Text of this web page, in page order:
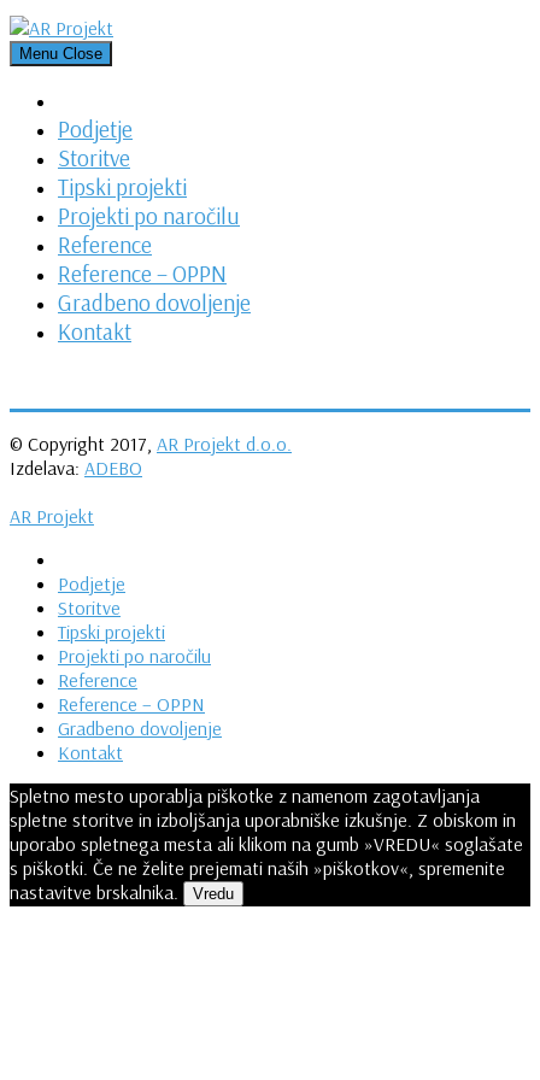
Skip
to
content
Menu Close
Podjetje
Storitve
Tipski projekti
Projekti po naročilu
Reference
Reference – OPPN
Gradbeno dovoljenje
Kontakt
© Copyright 2017, AR Projekt d.o.o.
Izdelava: ADEBO
AR Projekt
Podjetje
Storitve
Tipski projekti
Projekti po naročilu
Reference
Reference – OPPN
Gradbeno dovoljenje
Kontakt
Spletno mesto uporablja piškotke z namenom zagotavljanja
spletne storitve in izboljšanja uporabniške izkušnje. Z obiskom in
uporabo spletnega mesta ali klikom na gumb »VREDU« soglašate
s piškotki. Če ne želite prejemati naših »piškotkov«, spremenite
nastavitve brskalnika.
Vredu